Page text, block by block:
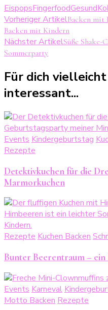
EispopsFingerfoodGesund
Vorheriger ArtikelBacken mit
Backen mit Kindern
Nächster ArtikelSüße Shake-
Sommerparty
Für dich
interessant...
Events Kindergeburtstag
Rezepte
Detektivkuchen für die
Marmorkuchen
Rezepte Kuchen Backen
Bunter Beerentraum –
Events Karneval
Motto Backen Rezepte